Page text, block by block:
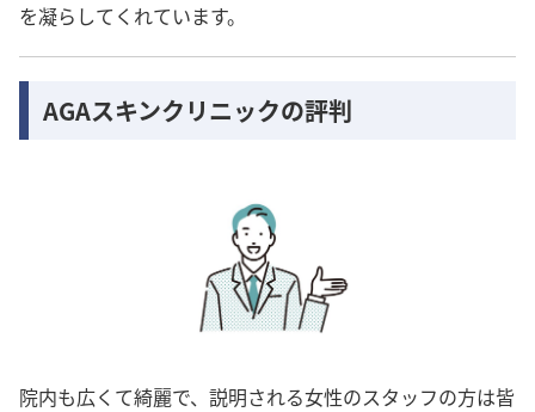
を凝らしてくれています。
AGAスキンクリニックの評判
院内も広くて綺麗で、説明される女性のスタッフの方は皆